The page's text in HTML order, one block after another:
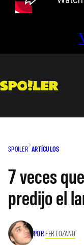
SPOILER ARTÍCULOS
7 veces
predijo el
POR FER LOZANO